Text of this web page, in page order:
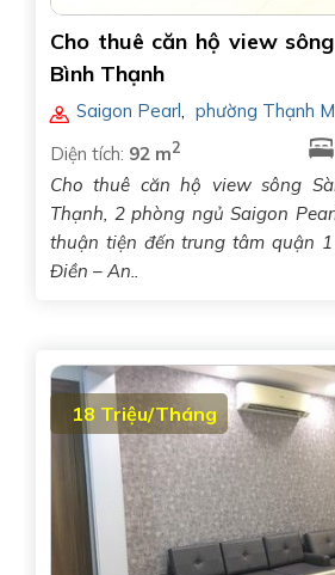
Cho thuê căn hộ view
Bình Thạnh
Saigon Pearl
phường Thạnh
Diện tích: 92 m2
Cho thuê căn hộ view sông
Thạnh, 2 phòng ngủ Saigon
thuận tiện đến trung tâm quận
Điền – An..
18 Triệu/Tháng